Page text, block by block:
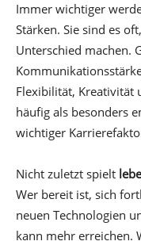
Immer wichtiger
Stärken. Sie sind es
Unterschied machen.
Flexibilität, Kreativität
häufig als besonders
wichtiger
Nicht zuletzt spielt
Wer bereit ist, sich
neuen Technologien
kann mehr erreichen.